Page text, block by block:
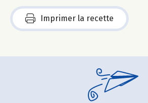
Imprimer la recette